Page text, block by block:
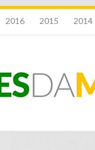
2016 2015 2014